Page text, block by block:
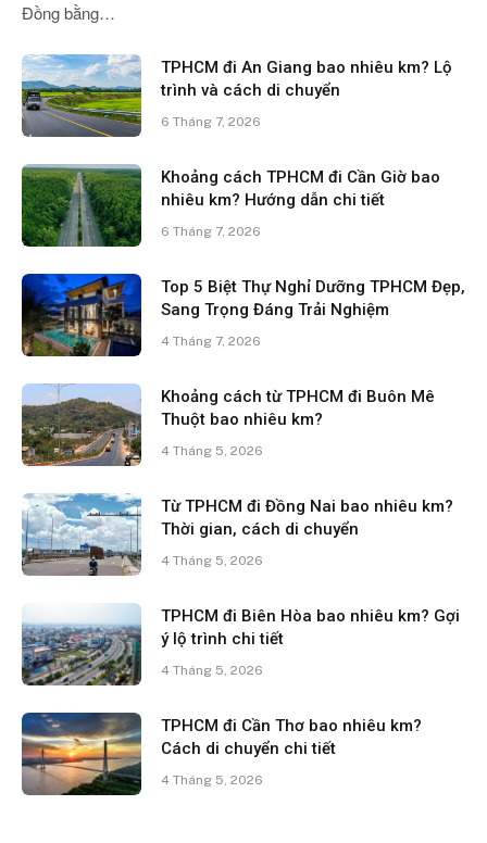
Đồng bằng…
TPHCM đi An Giang bao nhiêu km? Lộ
trình và cách di chuyển
6 Tháng 7, 2026
Khoảng cách TPHCM đi Cần Giờ bao
nhiêu km? Hướng dẫn chi tiết
6 Tháng 7, 2026
Top 5 Biệt Thự Nghỉ Dưỡng TPHCM Đẹp,
Sang Trọng Đáng Trải Nghiệm
4 Tháng 7, 2026
Khoảng cách từ TPHCM đi Buôn Mê
Thuột bao nhiêu km?
4 Tháng 5, 2026
Từ TPHCM đi Đồng Nai bao nhiêu km?
Thời gian, cách di chuyển
4 Tháng 5, 2026
TPHCM đi Biên Hòa bao nhiêu km? Gợi
ý lộ trình chi tiết
4 Tháng 5, 2026
TPHCM đi Cần Thơ bao nhiêu km?
Cách di chuyển chi tiết
4 Tháng 5, 2026